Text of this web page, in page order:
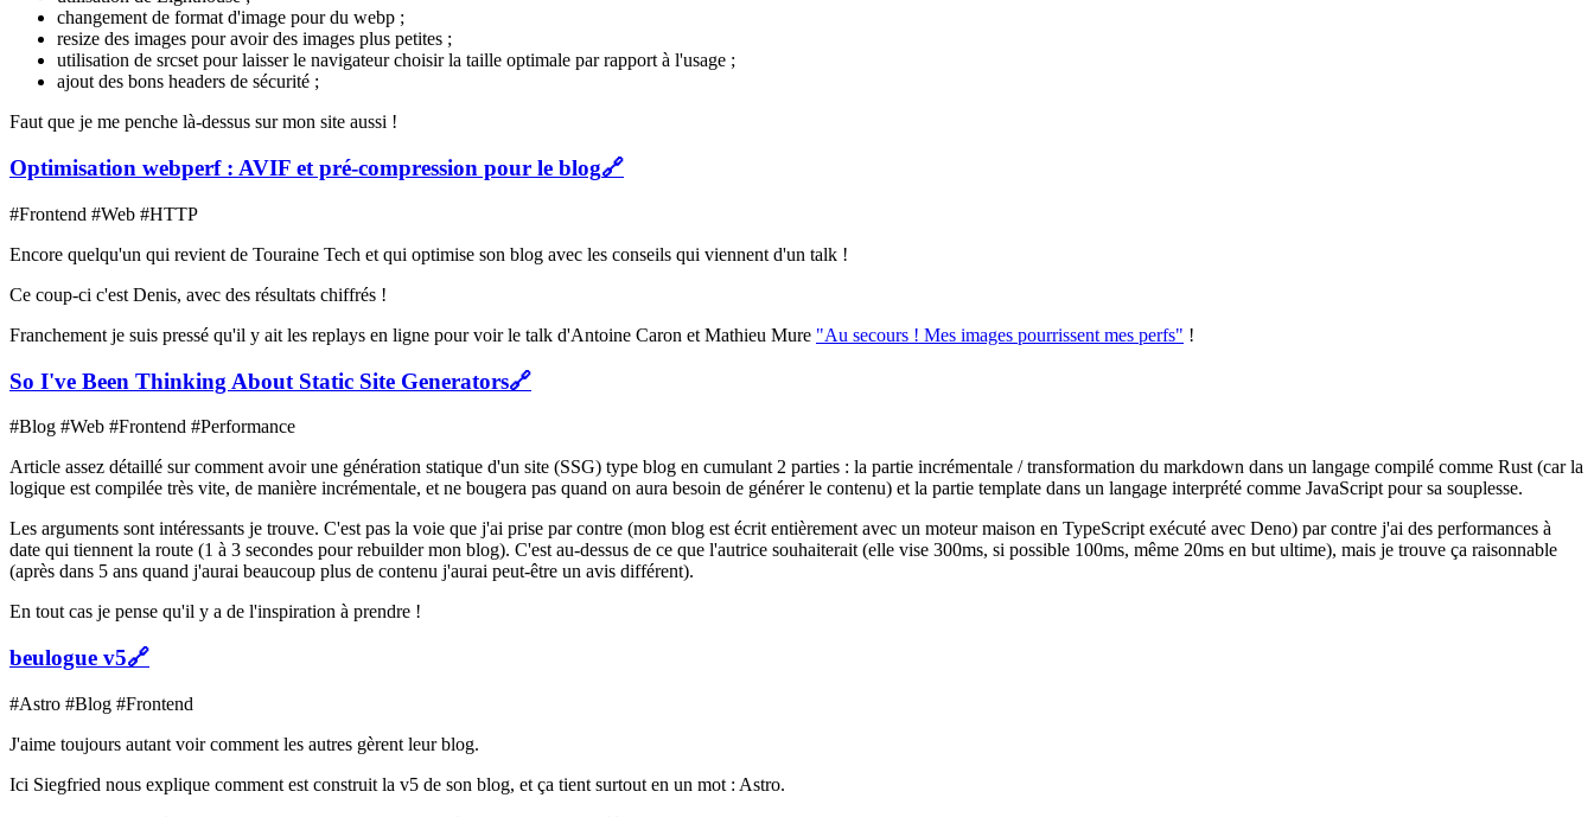
changement de format d'image pour du webp ;
resize des images pour avoir des images plus petites ;
utilisation de srcset pour laisser le navigateur choisir la taille optimale par rapport à l'usage ;
ajout des bons headers de sécurité ;
Faut que je me penche là-dessus sur mon site aussi !
Optimisation webperf : AVIF et pré-compression pour le blog🔗
#Frontend #Web #HTTP
Encore quelqu'un qui revient de Touraine Tech et qui optimise son blog avec les conseils qui viennent d'un talk !
Ce coup-ci c'est Denis, avec des résultats chiffrés !
Franchement je suis pressé qu'il y ait les replays en ligne pour voir le talk d'Antoine Caron et Mathieu Mure "Au secours ! Mes images pourrissent mes perfs" !
So I've Been Thinking About Static Site Generators🔗
#Blog #Web #Frontend #Performance
Article assez détaillé sur comment avoir une génération statique d'un site (SSG) type blog en cumulant 2 parties : la partie incrémentale / transformation du markdown dans un langage compilé comme Rust (car la
logique est compilée très vite, de manière incrémentale, et ne bougera pas quand on aura besoin de générer le contenu) et la partie template dans un langage interprété comme JavaScript pour sa souplesse.
Les arguments sont intéressants je trouve. C'est pas la voie que j'ai prise par contre (mon blog est écrit entièrement avec un moteur maison en TypeScript exécuté avec Deno) par contre j'ai des performances à
date qui tiennent la route (1 à 3 secondes pour rebuilder mon blog). C'est au-dessus de ce que l'autrice souhaiterait (elle vise 300ms, si possible 100ms, même 20ms en but ultime), mais je trouve ça raisonnable
(après dans 5 ans quand j'aurai beaucoup plus de contenu j'aurai peut-être un avis différent).
En tout cas je pense qu'il y a de l'inspiration à prendre !
beulogue v5🔗
#Astro #Blog #Frontend
J'aime toujours autant voir comment les autres gèrent leur blog.
Ici Siegfried nous explique comment est construit la v5 de son blog, et ça tient surtout en un mot : Astro.